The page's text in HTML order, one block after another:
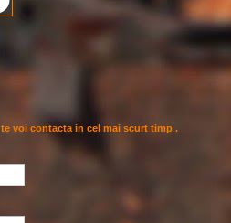
voi contacta in cel mai scurt timp .